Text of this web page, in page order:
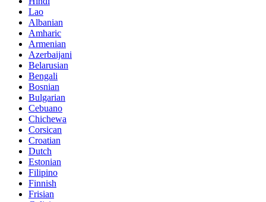
Lao
Albanian
Amharic
Armenian
Azerbaijani
Belarusian
Bengali
Bosnian
Bulgarian
Cebuano
Chichewa
Corsican
Croatian
Dutch
Estonian
Filipino
Finnish
Frisian